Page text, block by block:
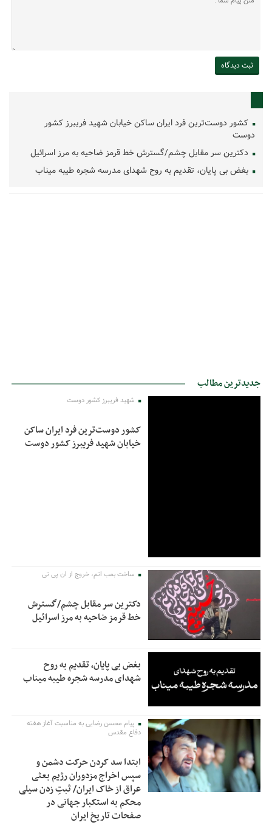
کشور دوست‌ترین فرد ایران ساکن خیابان شهید فریبرز کشور
دوست
دکترین سر مقابل چشم/گسترش خط قرمز ضاحیه به مرز اسرائیل
بغض بی پایان، تقدیم به روح شهدای مدرسه شجره طیبه میناب
جدیدترین مطالب
شهید فریبرز کشور دوست
کشور دوست‌ترین فرد ایران ساکن
خیابان شهید فریبرز کشور دوست
ساخت بمب اتم، خروج از ان پی تی
دکترین سر مقابل چشم/گسترش
خط قرمز ضاحیه به مرز اسرائیل
بغض بی پایان، تقدیم به روح
شهدای مدرسه شجره طیبه میناب
پیام محسن رضایی به مناسبت آغاز هفته
دفاع مقدس
ابتدا سد کردن حرکت دشمن و
سپس اخراج مزدوران رژیم بعثی
عراق از خاک ایران/ ثبتِ زدن سیلی
محکم به استکبار جهانی در
صفحات تاریخ ایران